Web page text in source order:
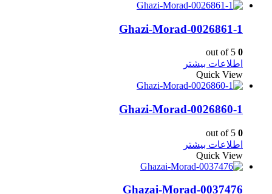
Ghazi-Morad-0026861-1
0
اطلاعات بیشتر
Quick View
Ghazi-Morad-0026860-1
0
اطلاعات بیشتر
Quick View
Ghazai-Morad-0037476